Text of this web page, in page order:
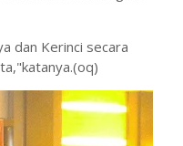
dan Kerinci secara